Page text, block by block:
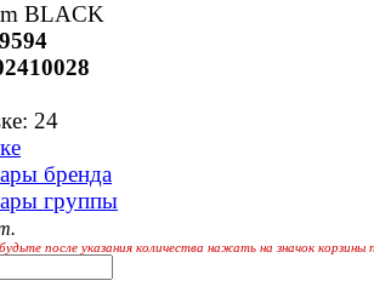
BLACK
24
бренда
группы
после указания количества нажать на значок корзины